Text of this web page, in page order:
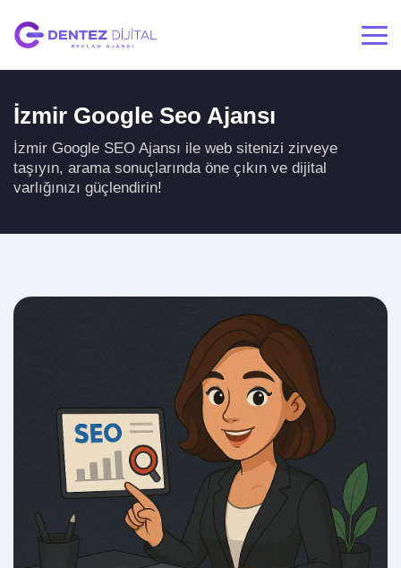
İzmir Google Seo Ajansı
İzmir Google SEO Ajansı ile web sitenizi zirveye
taşıyın, arama sonuçlarında öne çıkın ve dijital
varlığınızı güçlendirin!